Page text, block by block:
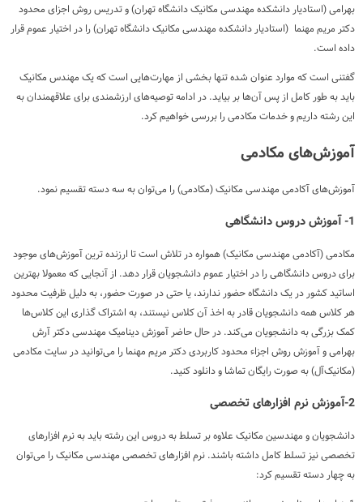
بهرامی (استادیار دانشکده مهندسی مکانیک دانشگاه تهران) و تدریس روش اجزای محدود
دکتر مریم مهنما (استادیار دانشکده مهندسی مکانیک دانشگاه تهران) را در اختیار عموم قرار
داده است.
گفتنی است که موارد عنوان شده تنها بخشی از مهارت‌هایی است که یک مهندس مکانیک
باید به طور کامل از پس آن‌ها بر بیاید. در ادامه توصیه‌های ارزشمندی برای علاقهمندان به
این رشته داریم و خدمات مکادمی را بررسی خواهیم کرد.
آموزش‌های مکادمی
آموزش‌های آکادمی مهندسی مکانیک (مکادمی) را می‌توان به سه دسته تقسیم نمود.
1- آموزش دروس دانشگاهی
مکادمی (آکادمی مهندسی مکانیک) همواره در تلاش است تا ارزنده ترین آموزش‌های موجود
برای دروس دانشگاهی را در اختیار عموم دانشجویان قرار دهد. از آنجایی که معمولا بهترین
اساتید کشور در یک دانشگاه حضور ندارند، یا حتی در صورت حضور، به دلیل ظرفیت محدود
هر کلاس همه دانشجویان قادر به اخذ آن کلاس نیستند، به اشتراک گذاری این کلاس‌ها
کمک بزرگی به دانشجویان می‌کند. در حال حاضر آموزش دینامیک مهندسی دکتر آرش
بهرامی و آموزش روش اجزاء محدود کاربردی دکتر مریم مهنما را می‌توانید در سایت مکادمی
(مکانیک‌آل) به صورت رایگان تماشا و دانلود کنید.
2-آموزش نرم افزارهای تخصصی
دانشجویان و مهندسین مکانیک علاوه بر تسلط به دروس این رشته باید به نرم افزارهای
تخصصی نیز تسلط کامل داشته باشند. نرم افزارهای تخصصی مهندسی مکانیک را می‌توان
به چهار دسته تقسیم کرد: